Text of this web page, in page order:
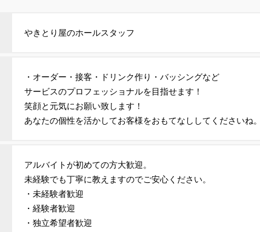
やきとり屋のホールスタッフ
・オーダー・接客・ドリンク作り・バッシングなど
サービスのプロフェッショナルを目指せます！
笑顔と元気にお願い致します！
あなたの個性を活かしてお客様をおもてなししてくださいね。
アルバイトが初めての方大歓迎。
未経験でも丁寧に教えますのでご安心ください。
・未経験者歓迎
・経験者歓迎
・独立希望者歓迎